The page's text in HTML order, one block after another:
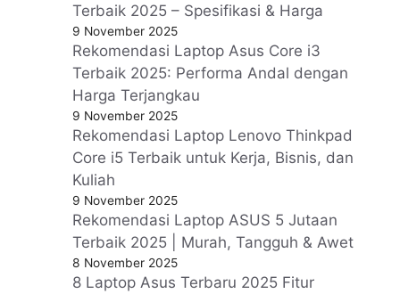
Terbaik 2025 – Spesifikasi & Harga
9 November 2025
Rekomendasi Laptop Asus Core i3
Terbaik 2025: Performa Andal dengan
Harga Terjangkau
9 November 2025
Rekomendasi Laptop Lenovo Thinkpad
Core i5 Terbaik untuk Kerja, Bisnis, dan
Kuliah
9 November 2025
Rekomendasi Laptop ASUS 5 Jutaan
Terbaik 2025 | Murah, Tangguh & Awet
8 November 2025
8 Laptop Asus Terbaru 2025 Fitur